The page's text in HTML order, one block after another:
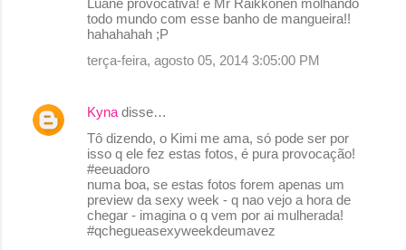
todo mundo com esse banho de mangueira!!
hahahahah ;P
terça-feira, agosto 05, 2014 3:05:00 PM
Kyna disse…
Tô dizendo, o Kimi me ama, só pode ser por
isso q ele fez estas fotos, é pura provocação!
#eeuadoro
numa boa, se estas fotos forem apenas um
preview da sexy week - q nao vejo a hora de
chegar - imagina o q vem por ai mulherada!
#qchegueasexyweekdeumavez